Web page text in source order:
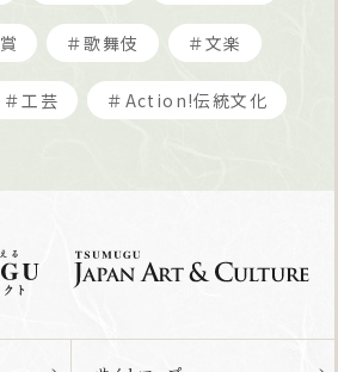
＃歌舞伎 ＃文楽
＃工芸 ＃Action!伝統文化